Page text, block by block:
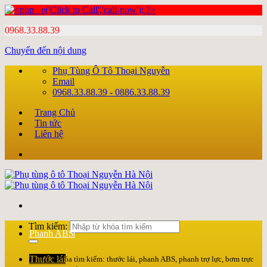
0968.33.88.39
Chuyển đến nội dung
Phụ Tùng Ô Tô Thoại Nguyễn
Email
0968.33.88.39 - 0886.33.88.39
Trang Chủ
Tin tức
Liên hệ
Tìm kiếm:
Nhập từ khóa tìm kiếm: thước lái, phanh ABS, phanh trợ lực, bơm trực
Phanh ABS
Thước lái